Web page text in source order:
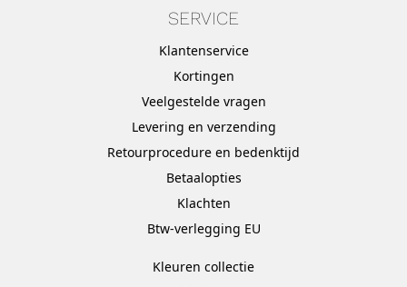
SERVICE
Klantenservice
Kortingen
Veelgestelde vragen
Levering en verzending
Retourprocedure en bedenktijd
Betaalopties
Klachten
Btw-verlegging EU
Kleuren collectie